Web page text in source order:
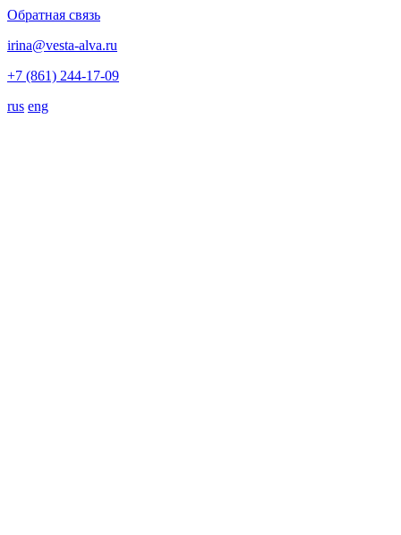
Обратная связь
irina@vesta-alva.ru
+7 (861) 244-17-09
rus eng